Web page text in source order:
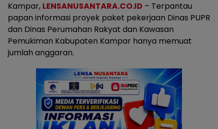
Kampar, LENSANUSANTARA.CO.ID – Terpantau
papan informasi proyek paket pekerjaan Dinas PUPR
dan Dinas Perumahan Rakyat dan Kawasan
Pemukiman Kabupaten Kampar hanya memuat
jumlah anggaran.